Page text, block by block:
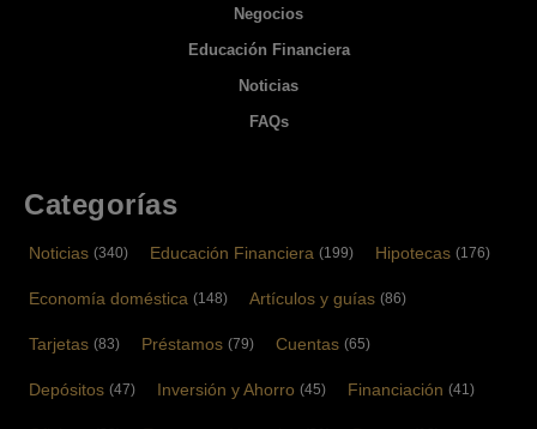
Negocios
Educación Financiera
Noticias
FAQs
Categorías
Noticias (340) Educación Financiera (199) Hipotecas (176)
Economía doméstica (148) Artículos y guías (86)
Tarjetas (83) Préstamos (79) Cuentas (65)
Depósitos (47) Inversión y Ahorro (45) Financiación (41)